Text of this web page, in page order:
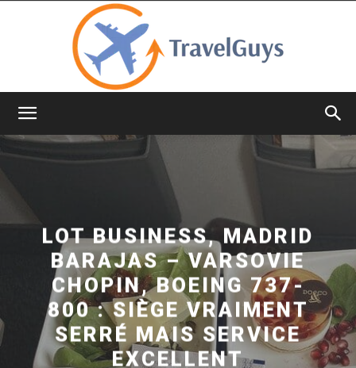
LOT BUSINESS, MADRID
BARAJAS – VARSOVIE
CHOPIN, BOEING 737-
800 : SIÈGE VRAIMENT
SERRÉ MAIS SERVICE
EXCELLENT